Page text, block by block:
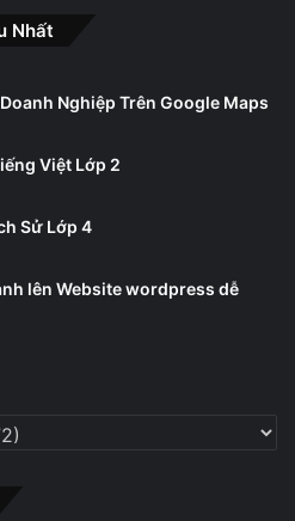
Nhất
Nghiệp Trên Google Maps
Việt Lớp 2
Sử Lớp 4
lên Website wordpress dễ